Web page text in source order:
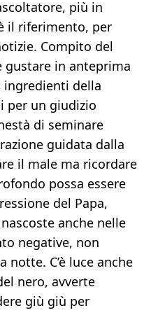
più in
il riferimento, per
Compito del
in anteprima
della
per un giudizio
di seminare
guidata dalla
il male ma ricordare
possa essere
del Papa,
anche nelle
negative, non
notte. C’è luce anche
nero, avverte
giù giù per